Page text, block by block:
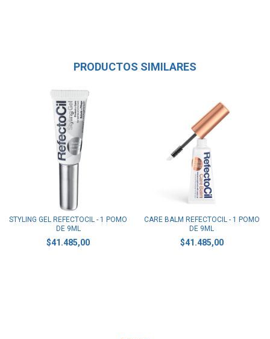
PRODUCTOS SIMILARES
STYLING GEL REFECTOCIL - 1 POMO
DE 9ML
$41.485,00
CARE BALM REFECTOCIL - 1 POMO
DE 9ML
$41.485,00